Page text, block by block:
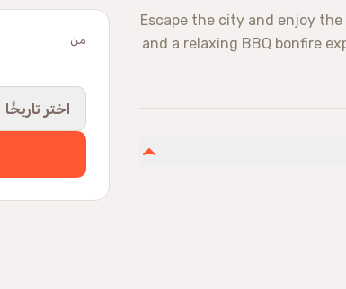
من
اختر تاريخًا
Escape the city and enjoy
and a relaxing BBQ bonfire